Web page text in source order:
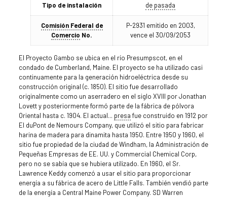
Tipo de instalación de pasada
Comisión Federal de
Comercio No.
P-2931 emitido en 2003,
vence el 30/09/2053
El Proyecto Gambo se ubica en el río Presumpscot, en el
condado de Cumberland, Maine. El proyecto se ha utilizado casi
continuamente para la generación hidroeléctrica desde su
construcción original (c. 1850). El sitio fue desarrollado
originalmente como un aserradero en el siglo XVIII por Jonathan
Lovett y posteriormente formó parte de la fábrica de pólvora
Oriental hasta c. 1904. El actual... presa fue construido en 1912 por
EI duPont de Nemours Company, que utilizó el sitio para fabricar
harina de madera para dinamita hasta 1950. Entre 1950 y 1960, el
sitio fue propiedad de la ciudad de Windham, la Administración de
Pequeñas Empresas de EE. UU. y Commercial Chemical Corp,
pero no se sabía que se hubiera utilizado. En 1960, el Sr.
Lawrence Keddy comenzó a usar el sitio para proporcionar
energía a su fábrica de acero de Little Falls. También vendió parte
de la energía a Central Maine Power Company. SD Warren